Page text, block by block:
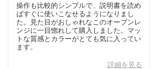
操作も比較的シンプルで、説明書を読め
ばすぐに使いこなせるようになりまし
た。見た目がおしゃれなこのオーブンレ
ンジに一目惚れして購入しました。マッ
トな質感とカラーがとても気に入ってい
ます。
詳細を見る